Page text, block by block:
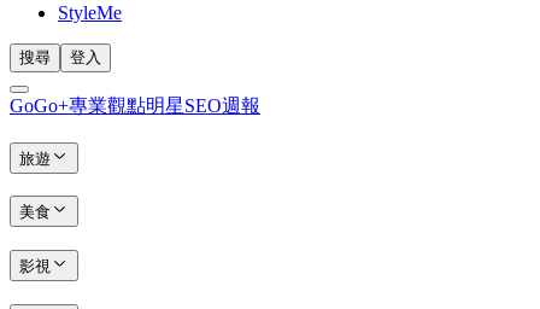
StyleMe
搜尋 登入
GoGo+專業觀點明星SEO週報
旅遊
美食
影視